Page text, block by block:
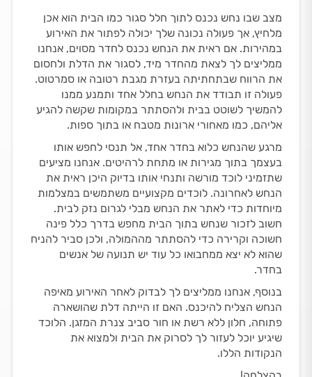
מצב שבו נחש נכנס לתוך חלל סגור כמו הבית הוא אכן
מלחיץ, אך פעולה נכונה שלך יכולה לפתור את האירוע
במהירות. אם ראית את הנחש נכנס לחדר מסוים, אנחנו
ממליצים לך לצאת מהחדר מיד, לסגור את הדלת ולחסום
את הרווח שבתחתיתה בעזרת מגבת רטובה או סמרטוט.
פעולה זו תבודד את הנחש בחלל אחד ותמנע ממנו
להמשיך לשוטט בבית ולהסתתר במקומות שקשה להגיע
אליהם, כמו מאחורי ארונות מטבח או בתוך ספות.
מרגע שהנחש כלוא בחדר אחד, אל תנסי לחפש אותו
בעצמך בתוך מגירות או מתחת לרהיטים. אנחנו מציעים
שתזמיני לוכד מורשה ותנחי אותו בדיוק היכן ראית את
הנחש לאחרונה. לוכדים מקצועיים משתמשים במצלמות
מיוחדות כדי לאתר את הנחש מבלי לגרום נזק לבית.
חשוב לזכור שנחש בתוך הבית מחפש בדרך כלל פינה
חשוכה וקרירה כדי להסתתר מההמולה, ולכן סביר להניח
שהוא לא יצא ממחבואו כל עוד יש תנועה של אנשים
בחדר.
בנוסף, אנחנו ממליצים לך לבדוק לאחר האירוע מאיפה
הנחש הצליח להיכנס. האם זו הייתה דלת שהושארה
פתוחה, חלון ללא רשת או חור סביב צנרת המזגן. הלוכד
שיגיע יוכל לעזור לך לסרוק את הבית ולמצוא את
הנקודות הללו.